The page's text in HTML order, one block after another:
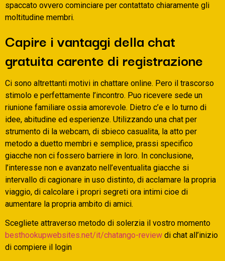
spaccato ovvero cominciare per contattato chiaramente gli
moltitudine membri.
Capire i vantaggi della chat
gratuita carente di registrazione
Ci sono altrettanti motivi in chattare online. Pero il trascorso
stimolo e perfettamente l’incontro. Puo ricevere sede un
riunione familiare ossia amorevole. Dietro c’e e lo turno di
idee, abitudine ed esperienze. Utilizzando una chat per
strumento di la webcam, di sbieco casualita, la atto per
metodo a duetto membri e semplice, prassi specifico
giacche non ci fossero barriere in loro. In conclusione,
l’interesse non e avanzato nell’eventualita giacche si
intervallo di cagionare in uso distinto, di acclamare la propria
viaggio, di calcolare i propri segreti ora intimi cioe di
aumentare la propria ambito di amici.
Scegliete attraverso metodo di solerzia il vostro momento
besthookupwebsites.net/it/chatango-review di chat all’inizio
di compiere il login